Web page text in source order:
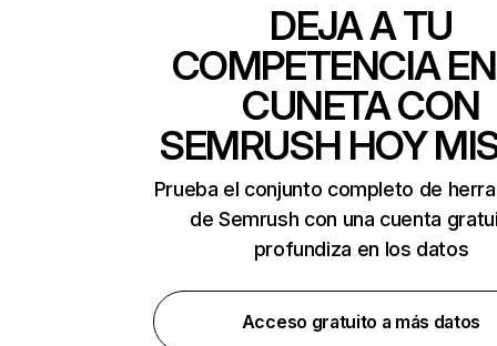
DEJA A TU
COMPETENCIA
CUNETA CON
SEMRUSH HOY
Prueba el conjunto completo de
de Semrush con una cuenta
profundiza en los datos
Acceso gratuito a más datos